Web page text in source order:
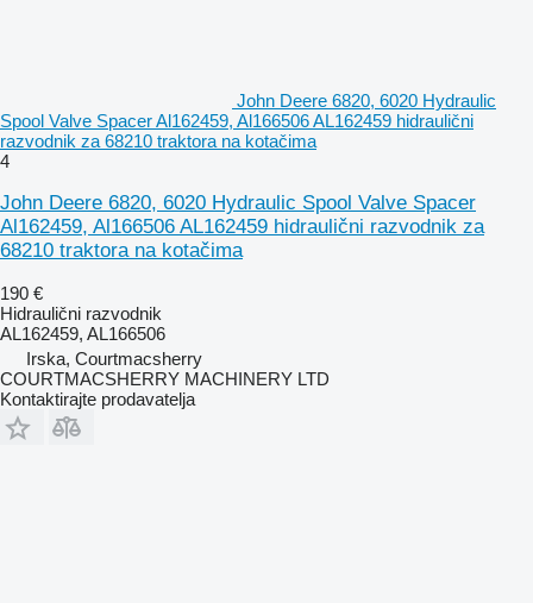
John Deere 6820, 6020 Hydraulic
Spool Valve Spacer Al162459, Al166506 AL162459 hidraulični
razvodnik za 68210 traktora na kotačima
4
John Deere 6820, 6020 Hydraulic Spool Valve Spacer
Al162459, Al166506 AL162459 hidraulični razvodnik za
68210 traktora na kotačima
190 €
Hidraulični razvodnik
AL162459, AL166506
Irska, Courtmacsherry
COURTMACSHERRY MACHINERY LTD
Kontaktirajte prodavatelja